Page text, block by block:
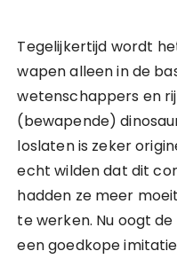
Tegelijkertijd wordt
wapen alleen in de
wetenschappers en
(bewapende)
loslaten is zeker
echt wilden dat dit
hadden ze meer
te werken. Nu oogt
een goedkope